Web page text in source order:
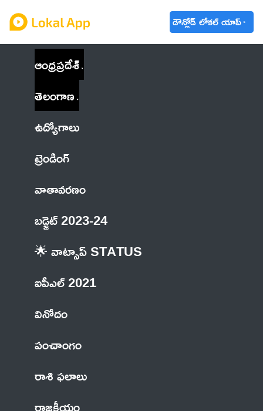
డౌన్లోడ్ లోకల్ యాప్
ఆంధ్రప్రదేశ్
తెలంగాణ
ఉద్యోగాలు
ట్రెండింగ్
వాతావరణం
బడ్జెట్ 2023-24
🌟 వాట్సాప్ STATUS
ఐపీఎల్ 2021
వినోదం
పంచాంగం
రాశి ఫలాలు